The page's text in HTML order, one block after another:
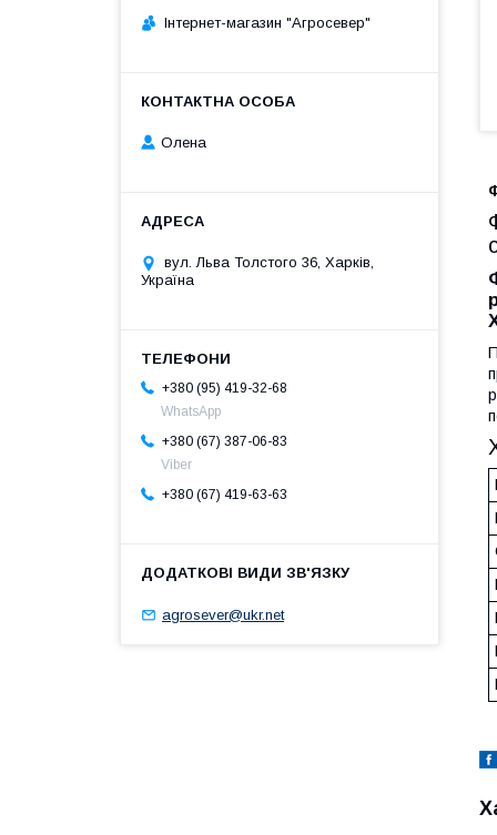
Інтернет-магазин "Агросевер"
Олена
вул. Льва Толстого 36, Харків,
Україна
+380 (95) 419-32-68
WhatsApp
+380 (67) 387-06-83
Viber
+380 (67) 419-63-63
agrosever@ukr.net